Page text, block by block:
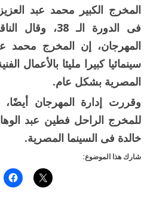
المخرج الكبير محمد عبد
فى الدورة الـ 38،
المهرجان، إن المخرج محمد
سينمائيا كبيرا مليئا بالأعمال
المصرية بشكل عام.
للمخرج الراحل فطين عبد
خالدة فى السينما المصرية.
شارك هذا الموضوع: